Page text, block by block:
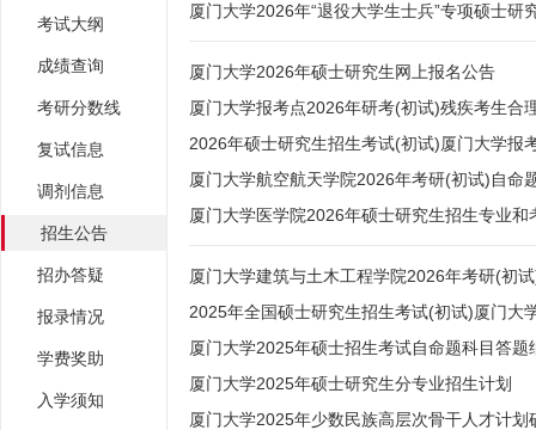
考试大纲
成绩查询
考研分数线
复试信息
调剂信息
招生公告
招办答疑
报录情况
学费奖助
入学须知
厦门大学2026年“退役大学生士兵”专项硕士研
厦门大学2026年硕士研究生网上报名公告
厦门大学报考点2026年研考(初试)残疾考生合
2026年硕士研究生招生考试(初试)厦门大学报
厦门大学航空航天学院2026年考研(初试)自命
厦门大学医学院2026年硕士研究生招生专业
厦门大学建筑与土木工程学院2026年考研(初
2025年全国硕士研究生招生考试(初试)厦门大
厦门大学2025年硕士招生考试自命题科目答题
厦门大学2025年硕士研究生分专业招生计划
厦门大学2025年少数民族高层次骨干人才计